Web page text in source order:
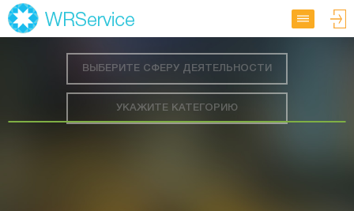
ВЫБЕРИТЕ СФЕРУ ДЕЯТЕЛЬНОСТИ
УКАЖИТЕ КАТЕГОРИЮ